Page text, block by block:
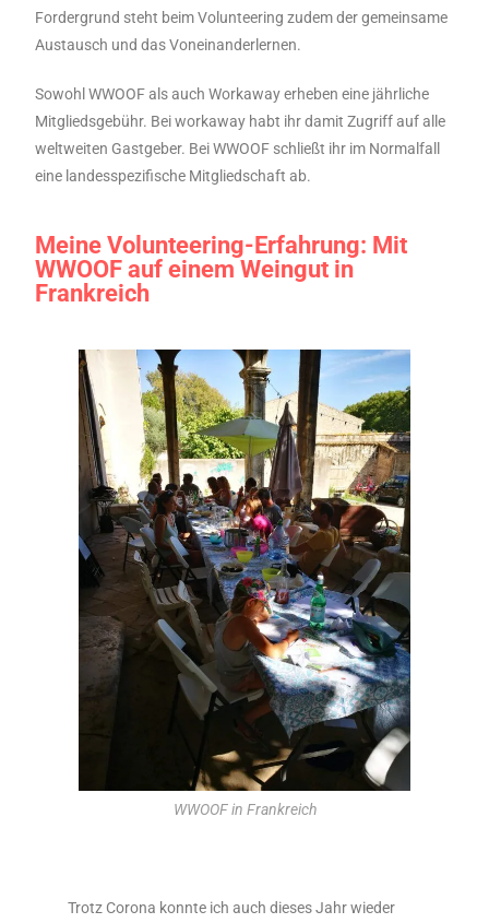
Fordergrund steht beim Volunteering zudem der gemeinsame
Austausch und das Voneinanderlernen.
Sowohl WWOOF als auch Workaway erheben eine jährliche
Mitgliedsgebühr. Bei workaway habt ihr damit Zugriff auf alle
weltweiten Gastgeber. Bei WWOOF schließt ihr im Normalfall
eine landesspezifische Mitgliedschaft ab.
Meine Volunteering-Erfahrung: Mit
WWOOF auf einem Weingut in
Frankreich
WWOOF in Frankreich
Trotz Corona konnte ich auch dieses Jahr wieder